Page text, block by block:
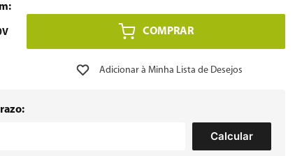
COMPRAR
Calcular